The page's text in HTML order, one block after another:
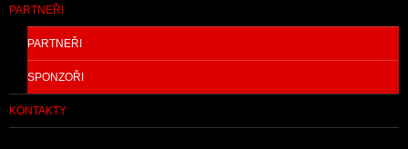
PARTNEŘI
PARTNEŘI
SPONZOŘI
KONTAKTY